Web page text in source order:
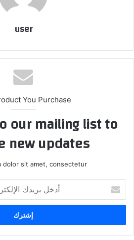
user
You Purchase
our mailing list to
new updates!
dolor sit amet, consectetur.
بريدك
الإلكتروني